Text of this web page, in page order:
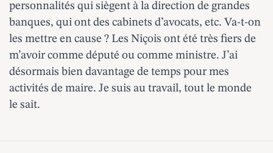
personnalités qui siègent à la direction de grandes
banques, qui ont des cabinets d’avocats, etc. Va-t-on
les mettre en cause ? Les Niçois ont été très fiers de
m’avoir comme député ou comme ministre. J’ai
désormais bien davantage de temps pour mes
activités de maire. Je suis au travail, tout le monde
le sait.